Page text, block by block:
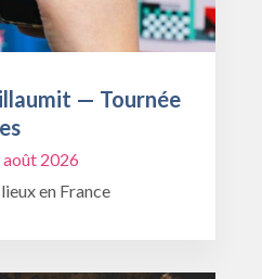
— Tournée
août 2026
en France